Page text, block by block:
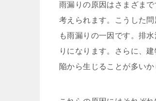
雨漏りの原因はさまざま
考えられます。こうした
も雨漏りの一因です。排
りになります。さらに、
陥から生じることが多いか